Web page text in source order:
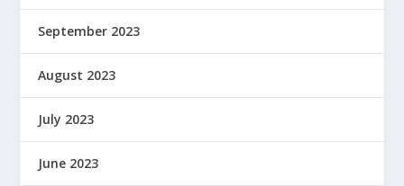
September 2023
August 2023
July 2023
June 2023